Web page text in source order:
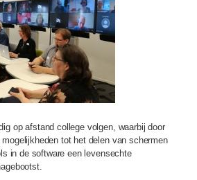
op afstand college volgen, waarbij door
tot het delen van schermen
in de software een levensechte